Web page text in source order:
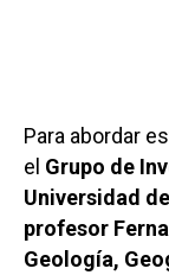
Para abordar
el Grupo de
Universidad
profesor
Geología,